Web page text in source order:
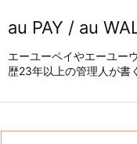
au PAY / au
エーユーペイやエーユー
歴23年以上の管理人が書